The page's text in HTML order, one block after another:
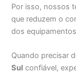
Por isso, nossos
que reduzem o
dos
Quando precisar
Sul confiável,